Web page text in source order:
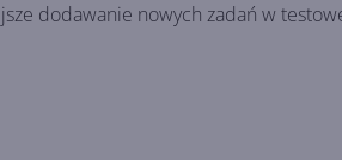
dodawanie nowych zadań w